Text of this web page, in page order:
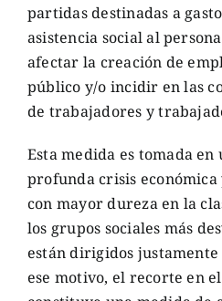
partidas destinadas a
asistencia social al
afectar la creación de
público y/o incidir en las
de trabajadores y
Esta medida es tomada en
profunda crisis económica
con mayor dureza en la
los grupos sociales más
están dirigidos justamente
ese motivo, el recorte en